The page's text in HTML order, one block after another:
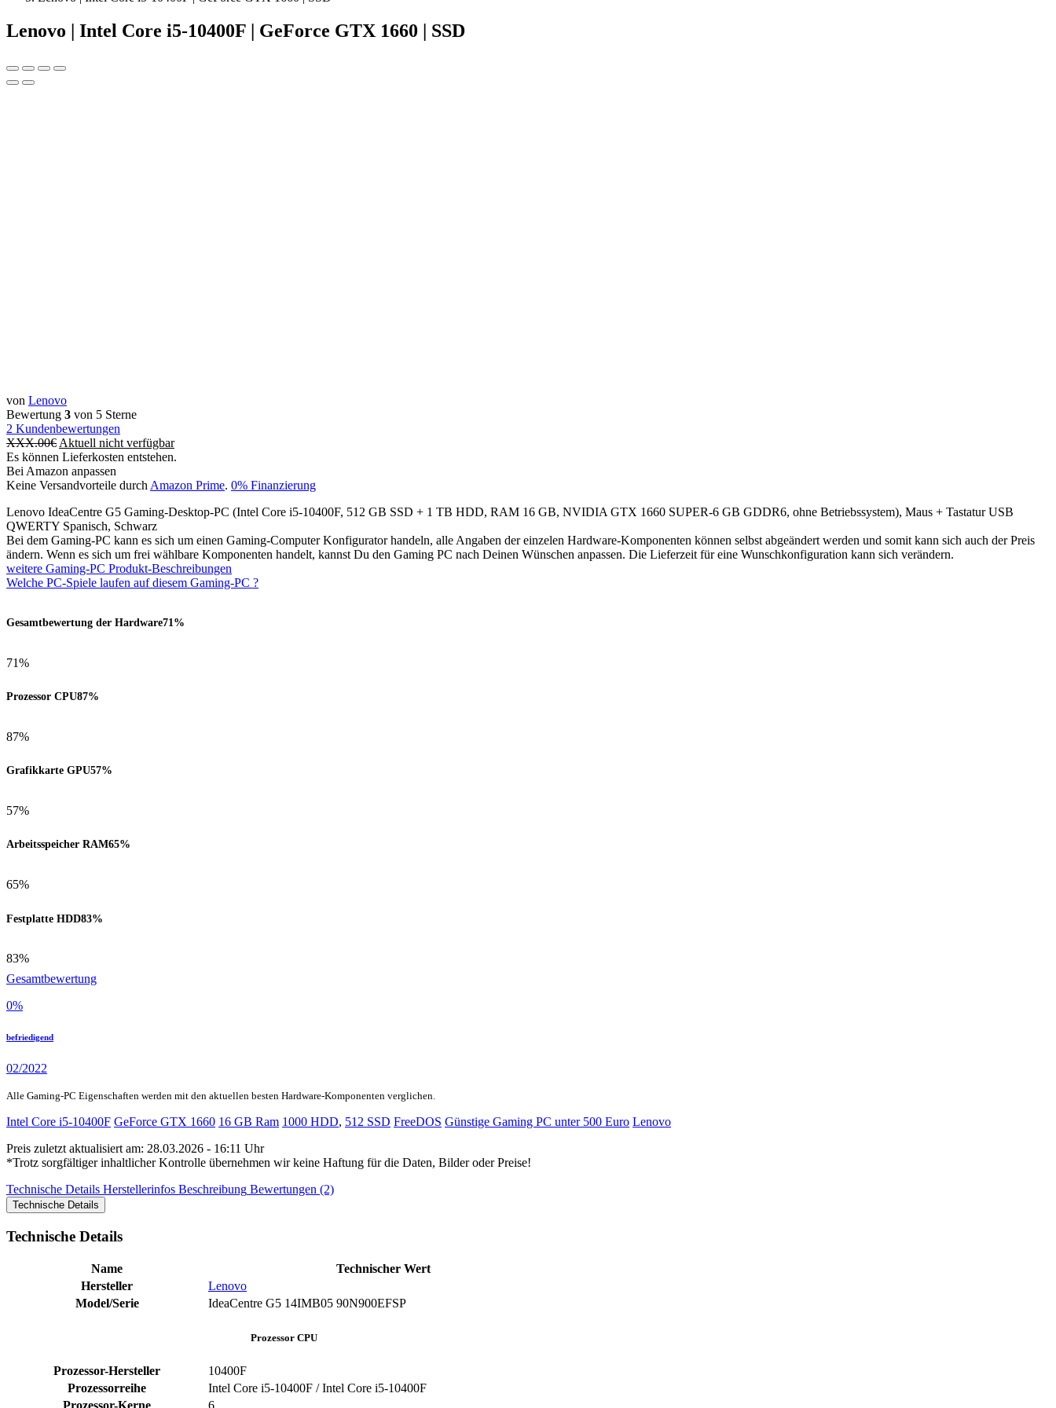
Lenovo | Intel Core i5-10400F | GeForce GTX 1660 | SSD
von Lenovo
Bewertung 3 von 5 Sterne
2 Kundenbewertungen
XXX.00€ Aktuell nicht verfügbar
Es können Lieferkosten entstehen.
Bei Amazon anpassen
Keine Versandvorteile durch Amazon Prime. 0% Finanzierung
Lenovo IdeaCentre G5 Gaming-Desktop-PC (Intel Core i5-10400F, 512 GB SSD + 1 TB HDD, RAM 16 GB, NVIDIA GTX 1660 SUPER-6 GB GDDR6, ohne Betriebssystem), Maus + Tastatur USB
QWERTY Spanisch, Schwarz
Bei dem Gaming-PC kann es sich um einen Gaming-Computer Konfigurator handeln, alle Angaben der einzelen Hardware-Komponenten können selbst abgeändert werden und somit kann sich auch der Preis
ändern. Wenn es sich um frei wählbare Komponenten handelt, kannst Du den Gaming PC nach Deinen Wünschen anpassen. Die Lieferzeit für eine Wunschkonfiguration kann sich verändern.
weitere Gaming-PC Produkt-Beschreibungen
Welche PC-Spiele laufen auf diesem Gaming-PC ?
Gesamtbewertung der Hardware71%
71%
Prozessor CPU87%
87%
Grafikkarte GPU57%
57%
Arbeitsspeicher RAM65%
65%
Festplatte HDD83%
83%
Gesamtbewertung
0%
befriedigend
02/2022
Alle Gaming-PC Eigenschaften werden mit den aktuellen besten Hardware-Komponenten verglichen.
Intel Core i5-10400F GeForce GTX 1660 16 GB Ram 1000 HDD, 512 SSD FreeDOS Günstige Gaming PC unter 500 Euro Lenovo
Preis zuletzt aktualisiert am: 28.03.2026 - 16:11 Uhr
*Trotz sorgfältiger inhaltlicher Kontrolle übernehmen wir keine Haftung für die Daten, Bilder oder Preise!
Technische Details Herstellerinfos Beschreibung Bewertungen (2)
Technische Details
Technische Details
Name
Technischer Wert
Hersteller
Lenovo
Model/Serie
‎IdeaCentre G5 14IMB05 ‎90N900EFSP
Prozessor CPU
Prozessor-Hersteller
‎10400F
Prozessorreihe
Intel Core i5-10400F / Intel Core i5-10400F